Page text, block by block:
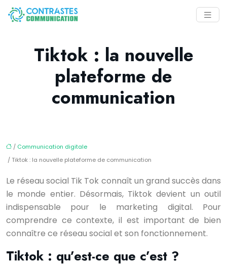
Tiktok : la nouvelle
plateforme de
communication
/ Communication digitale
/ Tiktok : la nouvelle plateforme de communication
Le réseau social Tik Tok connaît un grand succès dans
le monde entier. Désormais, Tiktok devient un outil
indispensable pour le marketing digital. Pour
comprendre ce contexte, il est important de bien
connaître ce réseau social et son fonctionnement.
Tiktok : qu’est-ce que c’est ?